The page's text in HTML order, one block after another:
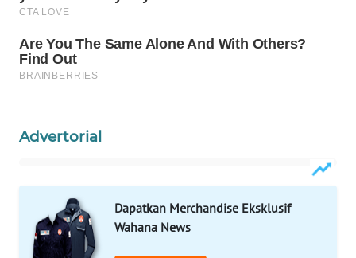
Advertorial
Dapatkan Merchandise Eksklusif
Wahana News
SPORT
WAHANA
UMKM
SELEB
PERSONA
WAHANA
OTOMOTIF